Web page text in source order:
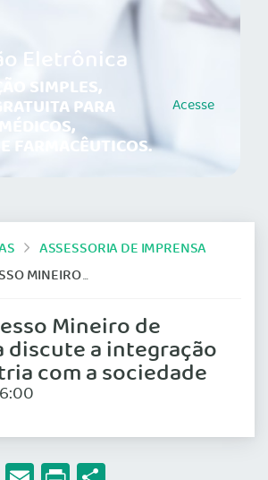
Eletrônica
SIMPLES,
PARA
FARMACÊUTICOS.
Acesse
ASSESSORIA DE IMPRENSA
DA PSIQUIATRIA COM A SOCIEDADE
Mineiro de
discute a integração
com a sociedade